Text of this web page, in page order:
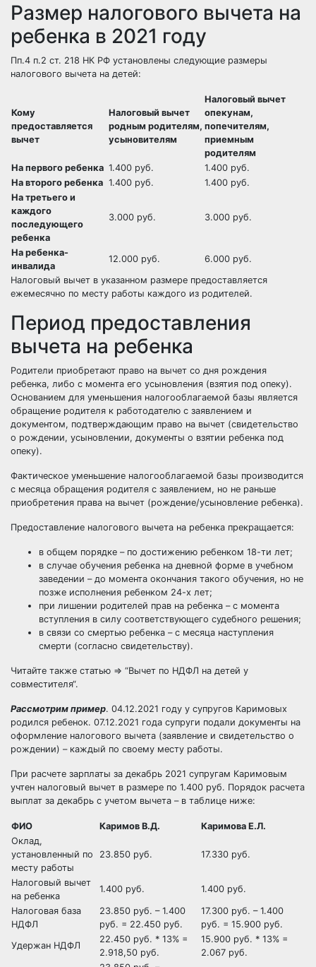
Размер налогового вычета на
ребенка в 2021 году
Пп.4 п.2 ст. 218 НК РФ установлены следующие размеры
налогового вычета на детей:
Кому
предоставляется
вычет
Налоговый вычет
родным родителям,
усыновителям
Налоговый вычет
опекунам,
попечителям,
приемным
родителям
На первого ребенка 1.400 руб.
1.400 руб.
На второго ребенка 1.400 руб.
1.400 руб.
На третьего и
каждого
последующего
ребенка
3.000 руб. 3.000 руб.
На ребенка-
инвалида
12.000 руб.
6.000 руб.
Налоговый вычет в указанном размере предоставляется
ежемесячно по месту работы каждого из родителей.
Период предоставления
вычета на ребенка
Родители приобретают право на вычет со дня рождения
ребенка, либо с момента его усыновления (взятия под опеку).
Основанием для уменьшения налогооблагаемой базы является
обращение родителя к работодателю с заявлением и
документом, подтверждающим право на вычет (свидетельство
о рождении, усыновлении, документы о взятии ребенка под
опеку).
Фактическое уменьшение налогооблагаемой базы производится
с месяца обращения родителя с заявлением, но не раньше
приобретения права на вычет (рождение/усыновление ребенка).
Предоставление налогового вычета на ребенка прекращается:
в общем порядке – по достижению ребенком 18-ти лет;
в случае обучения ребенка на дневной форме в учебном
заведении – до момента окончания такого обучения, но не
позже исполнения ребенком 24-х лет;
при лишении родителей прав на ребенка – с момента
вступления в силу соответствующего судебного решения;
в связи со смертью ребенка – с месяца наступления
смерти (согласно свидетельству).
Читайте также статью ⇒ “Вычет по НДФЛ на детей у
совместителя“.
Рассмотрим пример. 04.12.2021 году у супругов Каримовых
родился ребенок. 07.12.2021 года супруги подали документы на
оформление налогового вычета (заявление и свидетельство о
рождении) – каждый по своему месту работы.
При расчете зарплаты за декабрь 2021 супругам Каримовым
учтен налоговый вычет в размере по 1.400 руб. Порядок расчета
выплат за декабрь с учетом вычета – в таблице ниже:
ФИО Каримов В.Д.
Каримова Е.Л.
Оклад,
установленный по
месту работы
23.850 руб. 17.330 руб.
Налоговый вычет
на ребенка
1.400 руб. 1.400 руб.
Налоговая база
НДФЛ
23.850 руб. – 1.400
руб. = 22.450 руб.
17.300 руб. – 1.400
руб. = 15.900 руб.
Удержан НДФЛ
22.450 руб. * 13% =
2.918,50 руб.
15.900 руб. * 13% =
2.067 руб.